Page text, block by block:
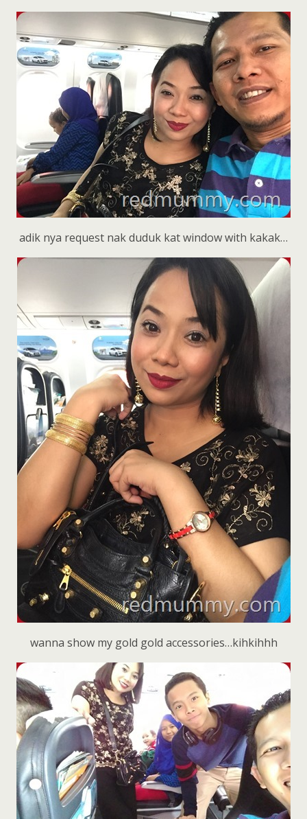
adik nya request nak duduk kat window with kakak…
wanna show my gold gold accessories…kihkihhh